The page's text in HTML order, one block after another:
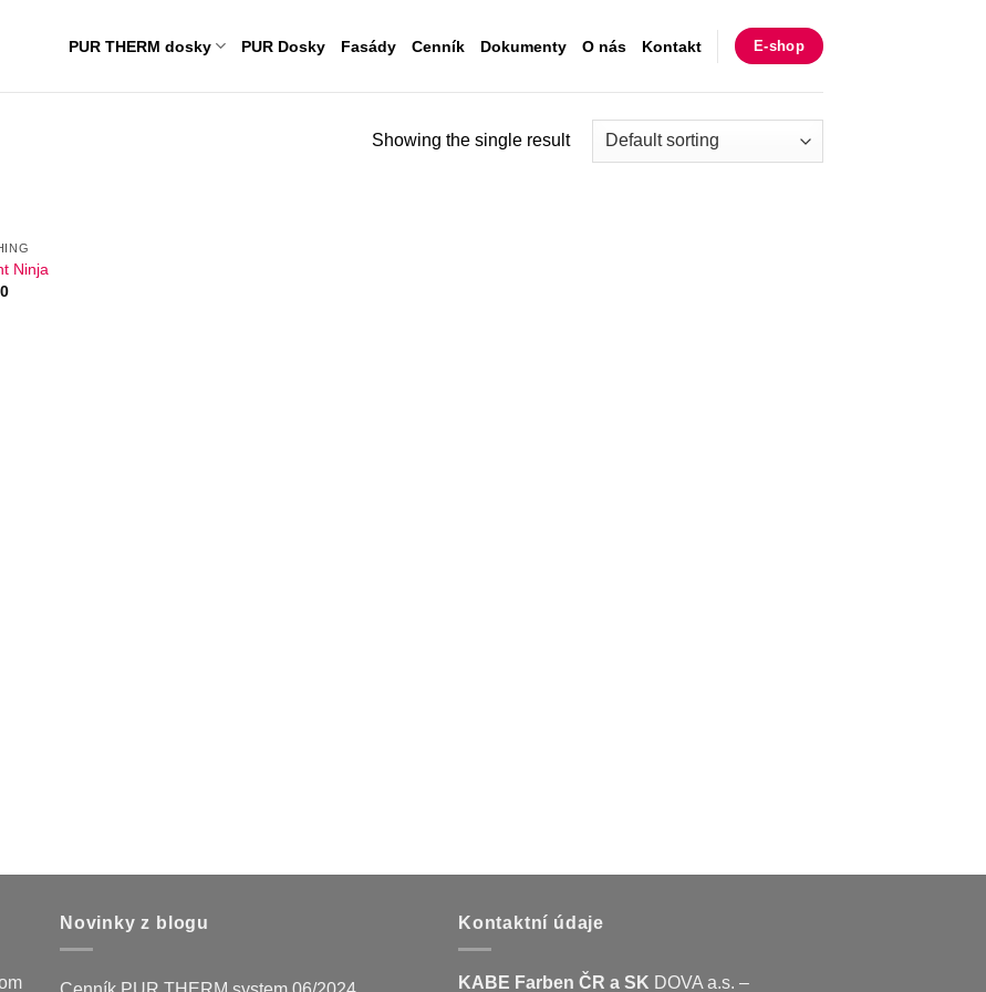
PUR THERM dosky PUR Dosky Fasády Cenník Dokumenty O nás Kontakt E-shop
Showing the single result
Ninja
Novinky z blogu Kontaktní údaje
KABE Farben ČR a SK DOVA a.s. –